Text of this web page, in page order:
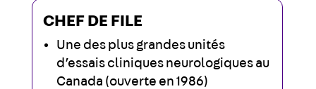
CHEF DE FILE
Une des plus grandes unités
d’essais cliniques neurologiques au
Canada (ouverte en 1986)